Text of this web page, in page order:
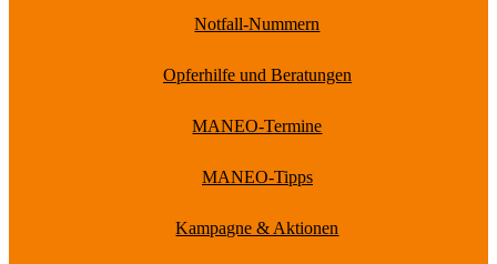
Notfall-Nummern
Opferhilfe und Beratungen
MANEO-Termine
MANEO-Tipps
Kampagne & Aktionen